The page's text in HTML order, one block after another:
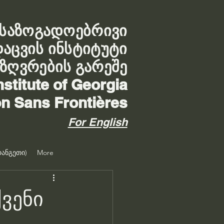
ინსტიტუტი
გარეშე
of Georgia
Sans Frontières
For English
More